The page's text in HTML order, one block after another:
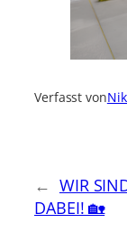
Verfasst von
← WIR
DABEI! 🏡